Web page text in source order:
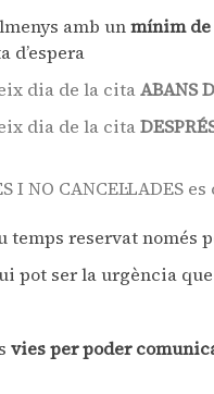
amb unmínim de
d’espera
dia de la citaABANS
dia de la cita
I NO CANCEL·LADES
temps reservat només
pot ser la urgència
vies per poder